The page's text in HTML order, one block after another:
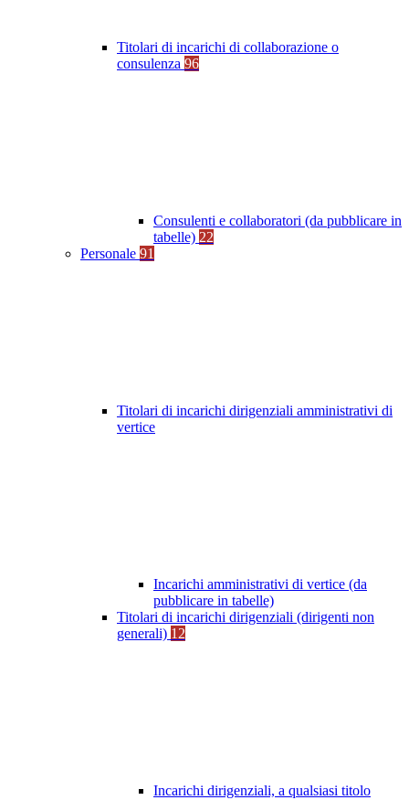
Titolari di incarichi di collaborazione o
consulenza 96
Consulenti e collaboratori (da pubblicare in
tabelle) 22
Personale 91
Titolari di incarichi dirigenziali amministrativi di
vertice
Incarichi amministrativi di vertice (da
pubblicare in tabelle)
Titolari di incarichi dirigenziali (dirigenti non
generali) 12
Incarichi dirigenziali, a qualsiasi titolo